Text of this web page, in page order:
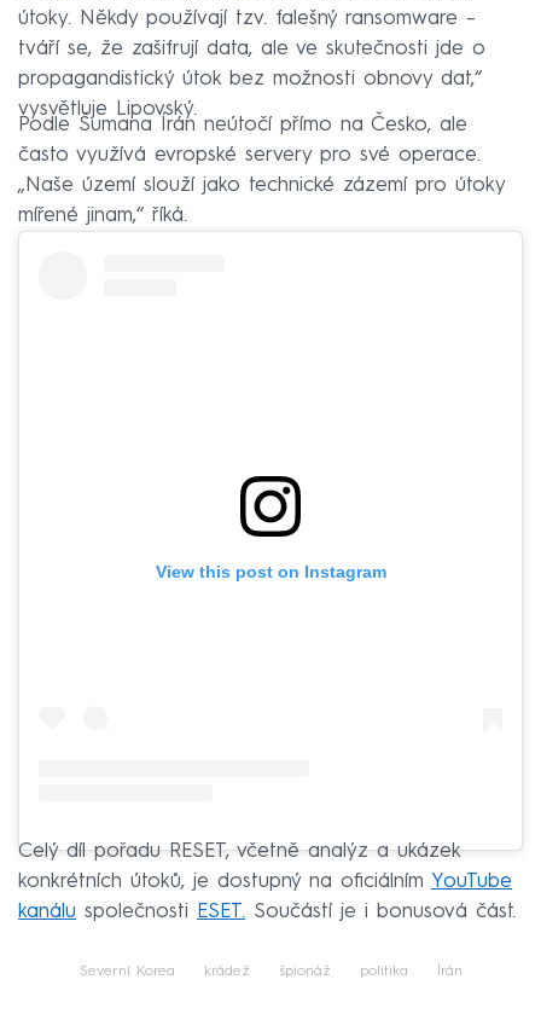
útoky. Někdy používají tzv. falešný ransomware –
tváří se, že zašifrují data, ale ve skutečnosti jde o
propagandistický útok bez možnosti obnovy dat,“
vysvětluje Lipovský.
Podle Šumana Írán neútočí přímo na Česko, ale
často využívá evropské servery pro své operace.
„Naše území slouží jako technické zázemí pro útoky
mířené jinam,“ říká.
View this post on Instagram
Celý díl pořadu RESET, včetně analýz a ukázek
konkrétních útoků, je dostupný na oficiálním YouTube
kanálu společnosti ESET. Součástí je i bonusová část.
Severní Korea krádež špionáž politika Írán